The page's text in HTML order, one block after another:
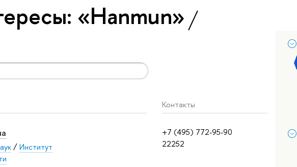
«Hanmun»
Контакты
+7 (495) 772-95-90
22252
/Институт